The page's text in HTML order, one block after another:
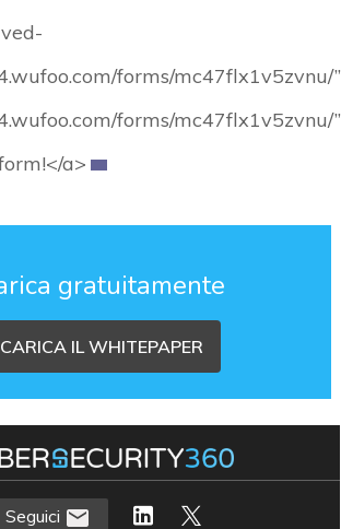
forms/mc47flx1v5zvnu/”
forms/mc47flx1v5zvnu/
a>
gratuitamente
IL WHITEPAPER
Seguici